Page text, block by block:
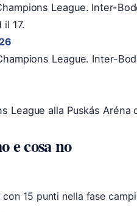
League. Inter-
17.
League. Inter-
League alla Puskás
e cosa no
con 15 punti nella fase